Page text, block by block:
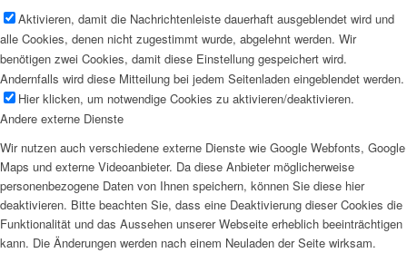
Aktivieren, damit die Nachrichtenleiste dauerhaft ausgeblendet wird und
alle Cookies, denen nicht zugestimmt wurde, abgelehnt werden. Wir
benötigen zwei Cookies, damit diese Einstellung gespeichert wird.
Andernfalls wird diese Mitteilung bei jedem Seitenladen eingeblendet werden.
Hier klicken, um notwendige Cookies zu aktivieren/deaktivieren.
Andere externe Dienste
Wir nutzen auch verschiedene externe Dienste wie Google Webfonts, Google
Maps und externe Videoanbieter. Da diese Anbieter möglicherweise
personenbezogene Daten von Ihnen speichern, können Sie diese hier
deaktivieren. Bitte beachten Sie, dass eine Deaktivierung dieser Cookies die
Funktionalität und das Aussehen unserer Webseite erheblich beeinträchtigen
kann. Die Änderungen werden nach einem Neuladen der Seite wirksam.